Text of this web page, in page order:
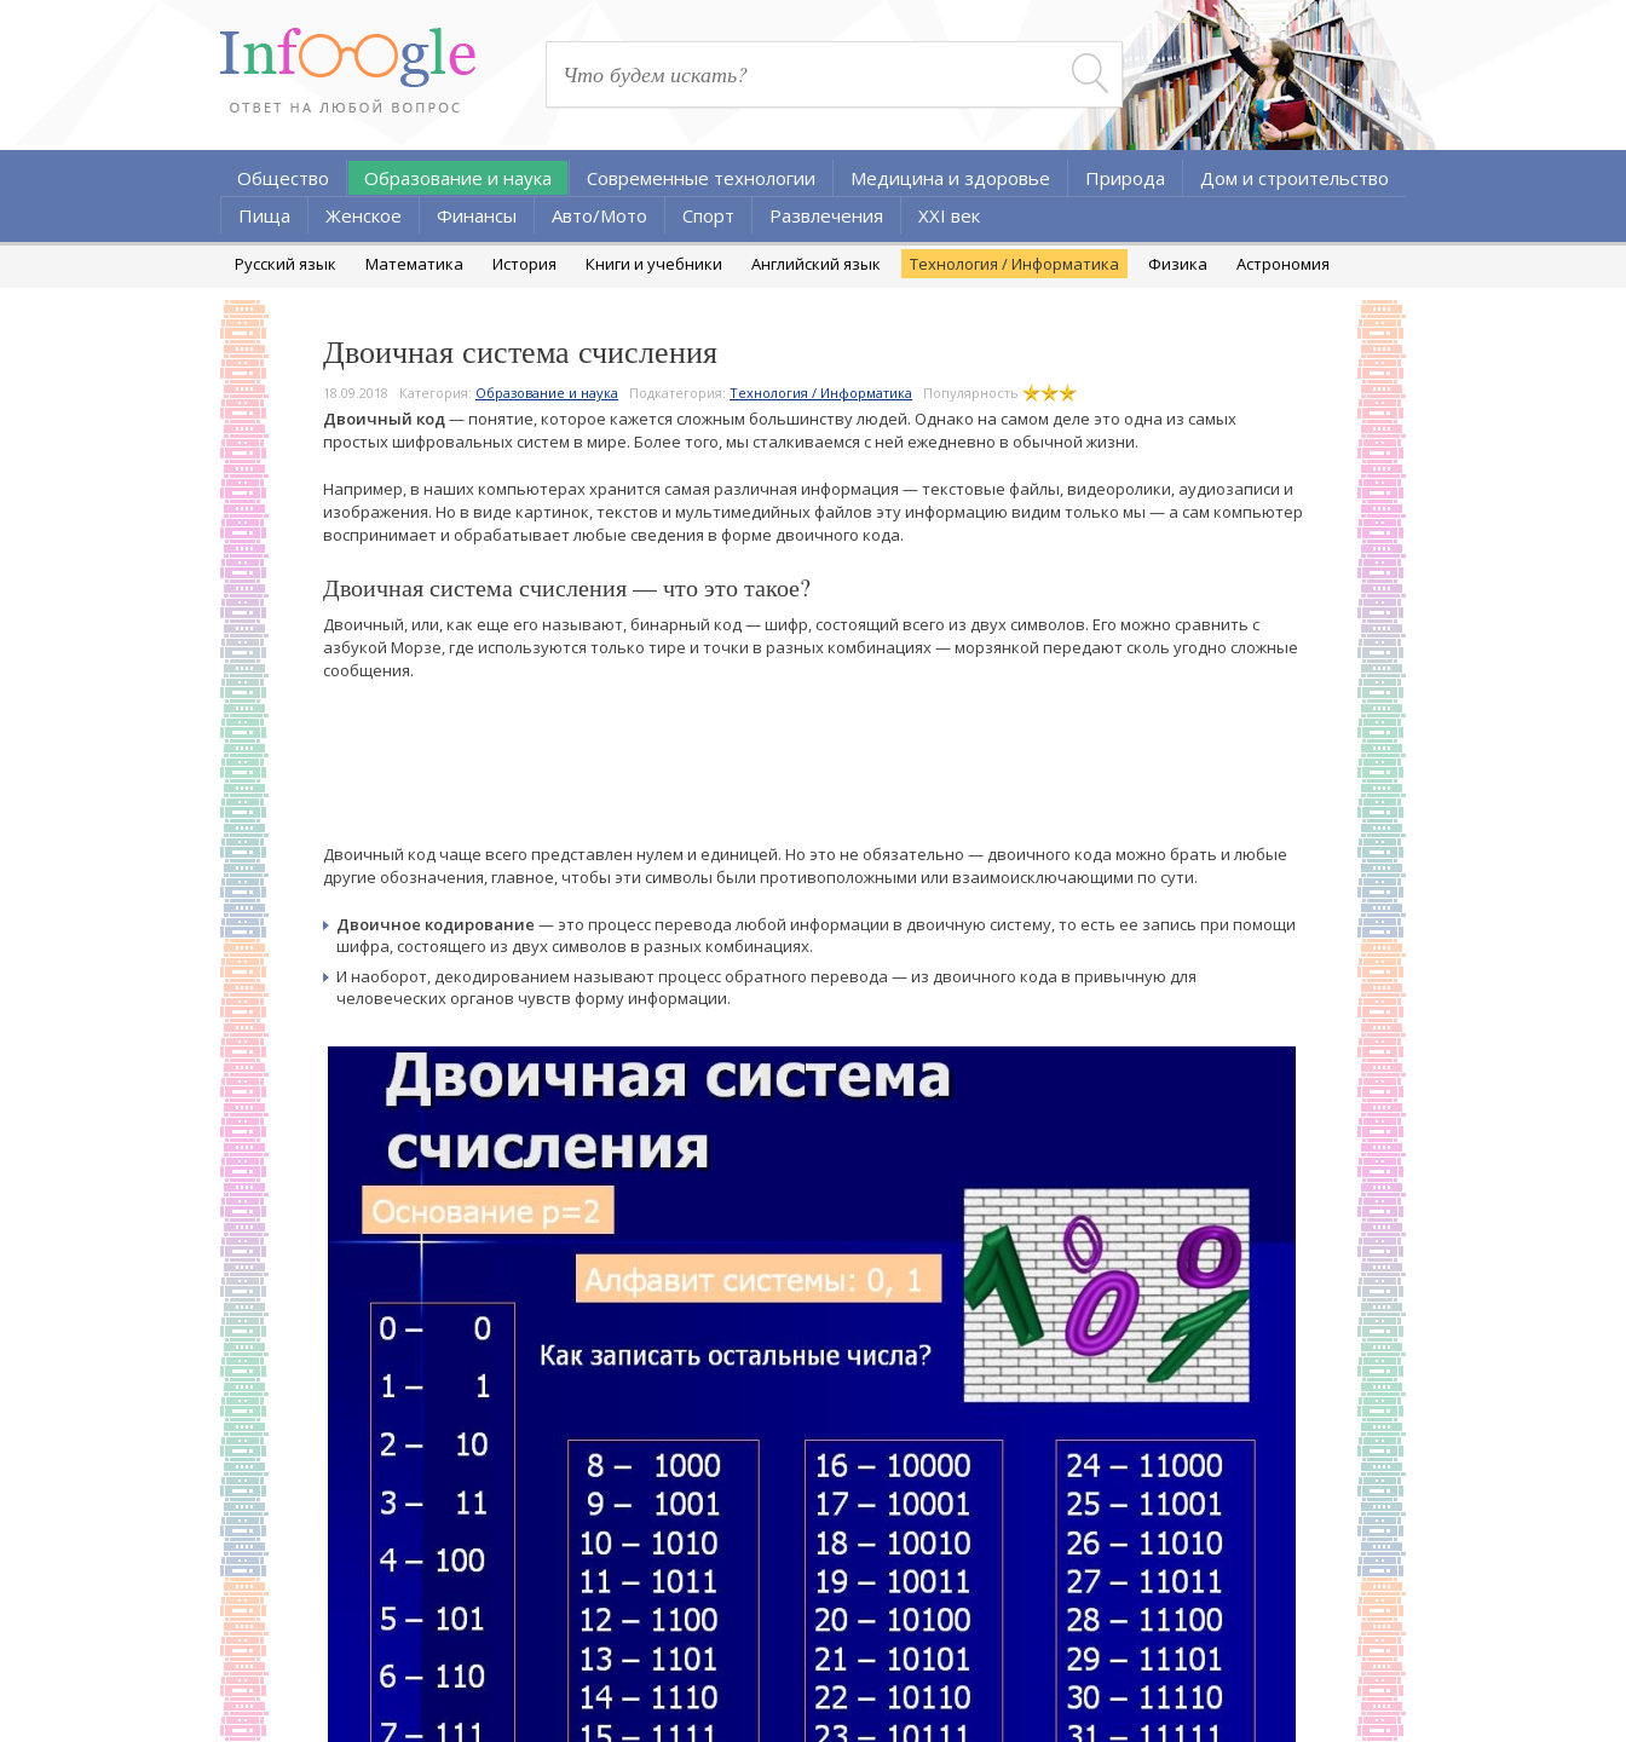
Общество Образование и наука Современные технологии Медицина и здоровье Природа
Дом и строительство
Пища
Женское Финансы Авто/Мото Спорт Развлечения XXI век
Русский язык Математика История Книги и учебники Английский язык Технология / Информатика Физика Астрономия
Двоичная система счисления
18.09.2018 Категория: Образование и наука Подкатегория: Технология / Информатика Популярность
Двоичный код— понятие, которое кажется сложным большинству людей. Однако на самом деле это одна из самых
простых шифровальных систем в мире. Более того, мы сталкиваемся с ней ежедневно в обычной жизни.
Например, в наших компьютерах хранится самая различная информация — текстовые файлы, видеоролики, аудиозаписи и
изображения. Но в виде картинок, текстов и мультимедийных файлов эту информацию видим только мы — а сам компьютер
воспринимает и обрабатывает любые сведения в форме двоичного кода.
Двоичная система счисления — что это такое?
Двоичный, или, как еще его называют, бинарный код — шифр, состоящий всего из двух символов. Его можно сравнить с
азбукой Морзе, где используются только тире и точки в разных комбинациях — морзянкой передают сколь угодно сложные
сообщения.
Двоичный код чаще всего представлен нулем и единицей. Но это не обязательно — двоичного кода можно брать и любые
другие обозначения, главное, чтобы эти символы были противоположными или взаимоисключающими по сути.
Двоичное кодирование — это процесс перевода любой информации в двоичную систему, то есть ее запись при помощи
шифра, состоящего из двух символов в разных комбинациях.
И наоборот, декодированием называют процесс обратного перевода — из двоичного кода в привычную для
человеческих органов чувств форму информации.